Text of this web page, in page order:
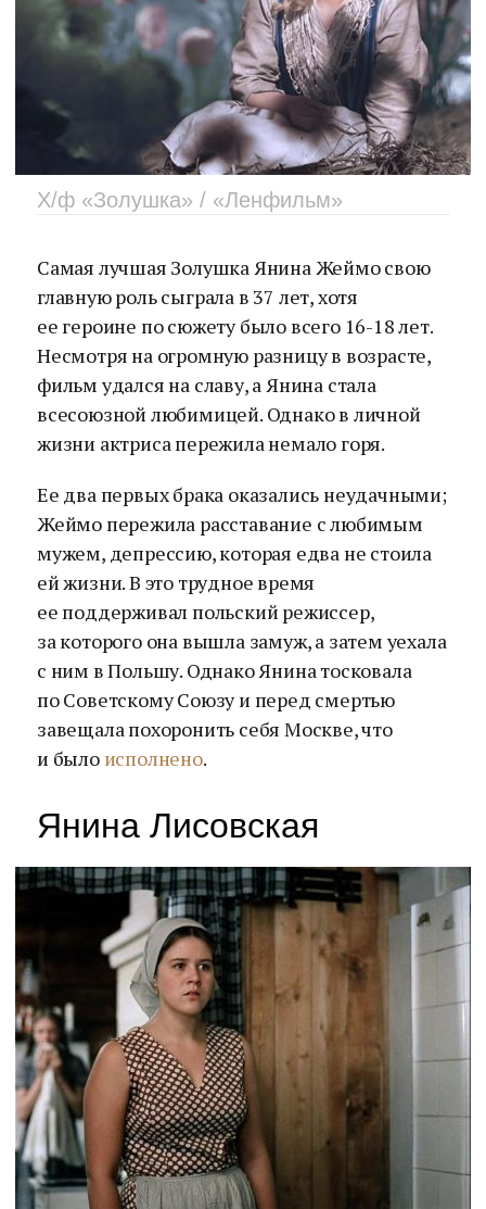
Х/ф «Золушка» / «Ленфильм»
Самая лучшая Золушка Янина Жеймо свою
главную роль сыграла в 37 лет, хотя
ее героине по сюжету было всего 16-18 лет.
Несмотря на огромную разницу в возрасте,
фильм удался на славу, а Янина стала
всесоюзной любимицей. Однако в личной
жизни актриса пережила немало горя.
Ее два первых брака оказались неудачными;
Жеймо пережила расставание с любимым
мужем, депрессию, которая едва не стоила
ей жизни. В это трудное время
ее поддерживал польский режиссер,
за которого она вышла замуж, а затем уехала
с ним в Польшу. Однако Янина тосковала
по Советскому Союзу и перед смертью
завещала похоронить себя Москве, что
и было исполнено.
Янина Лисовская